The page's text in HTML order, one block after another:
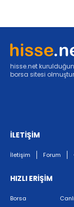
hisse.net
borsa sitesi
İLETİŞİM
İletişim Forum
HIZLI ERİŞİM
Borsa